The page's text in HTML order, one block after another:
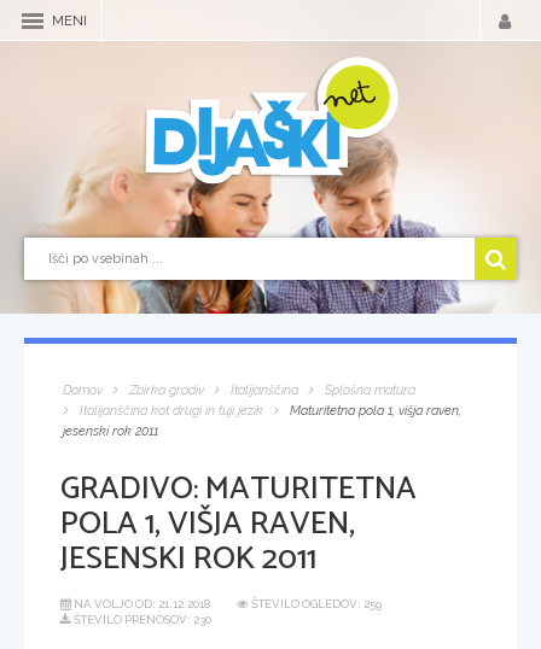
MENI
Domov Zbirka gradiv Italijanščina
Splošna matura
Italijanščina kot drugi in tuji jezik
Maturitetna pola 1, višja raven,
jesenski rok 2011
GRADIVO:MATURITETNA
POLA 1, VIŠJA RAVEN,
JESENSKI ROK 2011
NA VOLJO OD: 21.12.2018
ŠTEVILO OGLEDOV: 259
ŠTEVILO PRENOSOV: 230